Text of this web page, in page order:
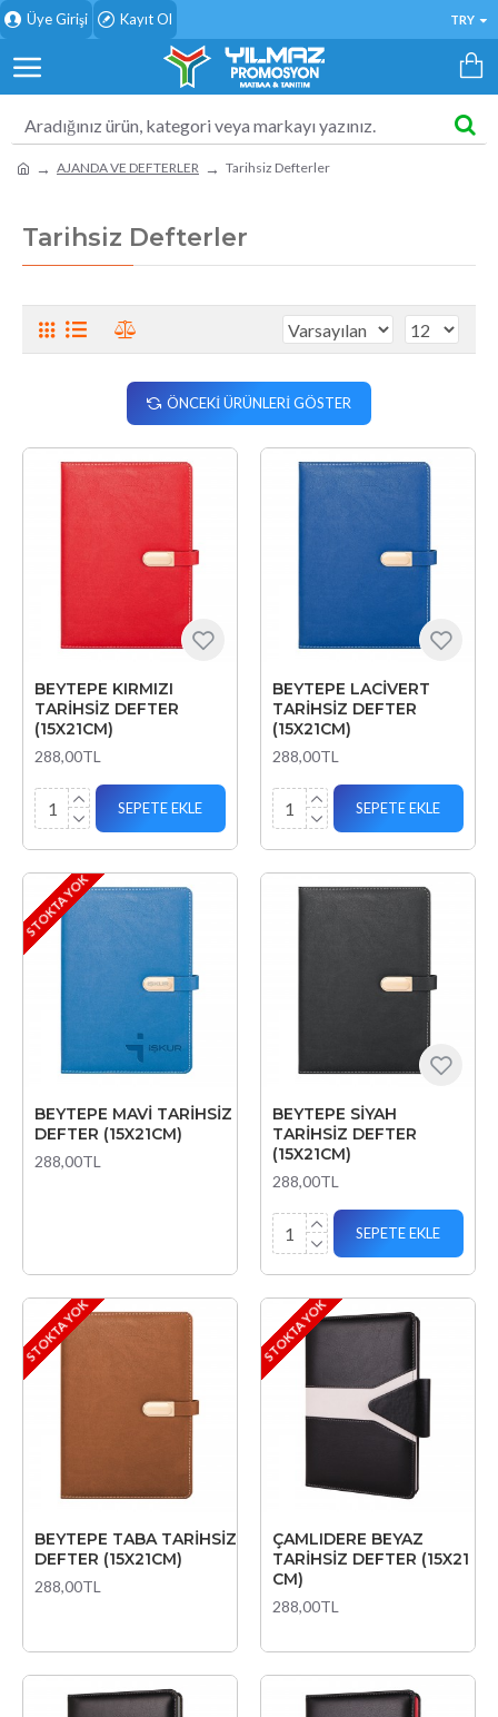
Üye Girişi Kayıt Ol TRY
AJANDA VE DEFTERLER Tarihsiz Defterler
Tarihsiz Defterler
ÖNCEKI ÜRÜNLERI GÖSTER
BEYTEPE KIRMIZI
TARİHSİZ DEFTER
(15X21CM)
288,00TL
SEPETE EKLE
BEYTEPE LACİVERT
TARİHSİZ DEFTER
(15X21CM)
288,00TL
SEPETE EKLE
STOKTA YOK
BEYTEPE MAVİ TARİHSİZ
DEFTER (15X21CM)
288,00TL
BEYTEPE SİYAH
TARİHSİZ DEFTER
(15X21CM)
288,00TL
SEPETE EKLE
STOKTA YOK
BEYTEPE TABA TARİHSİZ
DEFTER (15X21CM)
288,00TL
STOKTA YOK
ÇAMLIDERE BEYAZ
TARİHSİZ DEFTER (15X21
CM)
288,00TL